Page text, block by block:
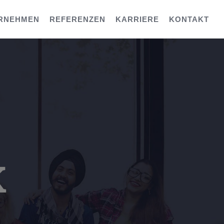
REFERENZEN KARRIERE KONTAKT